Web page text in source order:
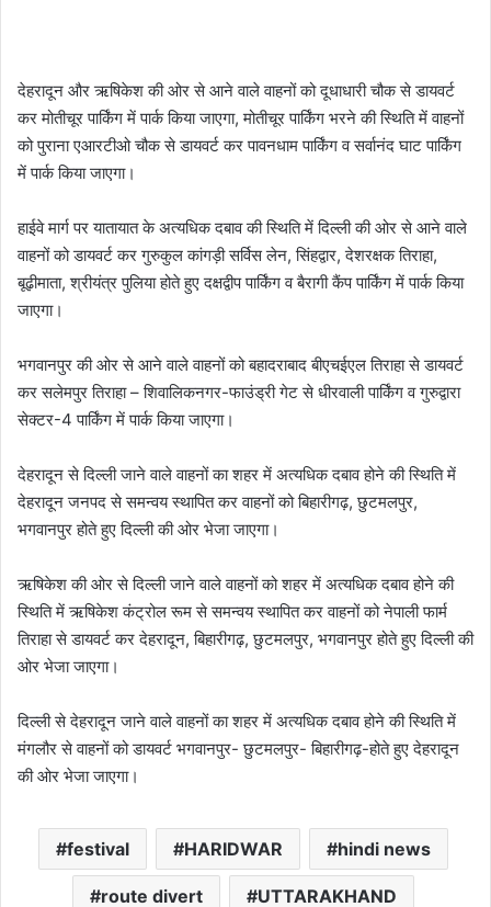
देहरादून और ऋषिकेश की ओर से आने वाले वाहनों को दूधाधारी चौक से डायवर्ट
कर मोतीचूर पार्किंग में पार्क किया जाएगा, मोतीचूर पार्किंग भरने की स्थिति में वाहनों
को पुराना एआरटीओ चौक से डायवर्ट कर पावनधाम पार्किंग व सर्वानंद घाट पार्किंग
में पार्क किया जाएगा।
हाईवे मार्ग पर यातायात के अत्यधिक दबाव की स्थिति में दिल्ली की ओर से आने वाले
वाहनों को डायवर्ट कर गुरुकुल कांगड़ी सर्विस लेन, सिंहद्वार, देशरक्षक तिराहा,
बूढ़ीमाता, श्रीयंत्र पुलिया होते हुए दक्षद्वीप पार्किंग व बैरागी कैंप पार्किंग में पार्क किया
जाएगा।
भगवानपुर की ओर से आने वाले वाहनों को बहादराबाद बीएचईएल तिराहा से डायवर्ट
कर सलेमपुर तिराहा – शिवालिकनगर-फाउंड्री गेट से धीरवाली पार्किंग व गुरुद्वारा
सेक्टर-4 पार्किंग में पार्क किया जाएगा।
देहरादून से दिल्ली जाने वाले वाहनों का शहर में अत्यधिक दबाव होने की स्थिति में
देहरादून जनपद से समन्वय स्थापित कर वाहनों को बिहारीगढ़, छुटमलपुर,
भगवानपुर होते हुए दिल्ली की ओर भेजा जाएगा।
ऋषिकेश की ओर से दिल्ली जाने वाले वाहनों को शहर में अत्यधिक दबाव होने की
स्थिति में ऋषिकेश कंट्रोल रूम से समन्वय स्थापित कर वाहनों को नेपाली फार्म
तिराहा से डायवर्ट कर देहरादून, बिहारीगढ़, छुटमलपुर, भगवानपुर होते हुए दिल्ली की
ओर भेजा जाएगा।
दिल्ली से देहरादून जाने वाले वाहनों का शहर में अत्यधिक दबाव होने की स्थिति में
मंगलौर से वाहनों को डायवर्ट भगवानपुर- छुटमलपुर- बिहारीगढ़-होते हुए देहरादून
की ओर भेजा जाएगा।
festival HARIDWAR hindi news
route divert UTTARAKHAND